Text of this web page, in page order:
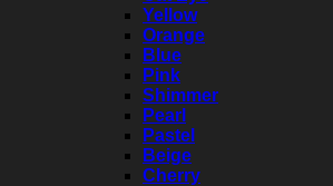
Yellow
Orange
Blue
Pink
Shimmer
Pearl
Pastel
Beige
Cherry